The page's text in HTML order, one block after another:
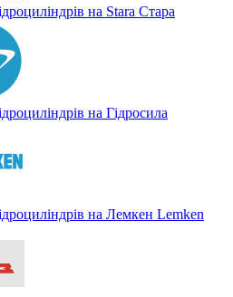
на Stara Стара
на Гідросила
на Лемкен Lemken